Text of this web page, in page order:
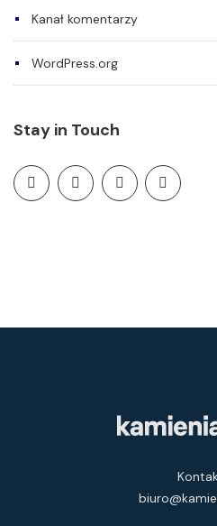
Kanał komentarzy
WordPress.org
Stay in Touch